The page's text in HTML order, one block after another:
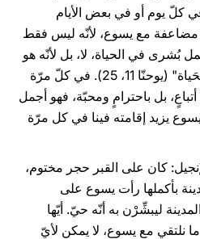
كلّ يوم أو في بعض الأيام
مضاعفة مع يسوع، لأنّه ليس فقط
بُشرى في الحياة، لا، بل لأنّه هو
الحياة نفسها، هو "القِيامةُ والحَياة" (يوحنّا 11، 25). في كلّ مرّة
بل باحترامٍ ومحبّة، فهو أجمل
يزيد إقامته فينا في كل مرّة
كان على القبر حجر مختوم،
بأكملها رأت يسوع على
ليبشِّرْن به أنّه حيّ. أيّها
نلتقي مع يسوع، لا يمكن لأيّ